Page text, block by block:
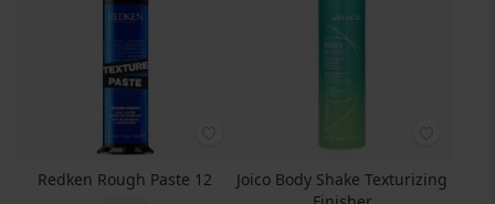
Redken Rough Paste 12
Joico Body Shake Texturizing